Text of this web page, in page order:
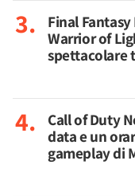
Final
Warrior of
spettacolare
Call of Duty
data e un
gameplay di